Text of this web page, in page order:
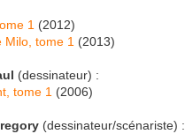
1 (2012)
Milo, tome 1 (2013)
(dessinateur) :
tome 1 (2006)
(dessinateur/scénariste) :